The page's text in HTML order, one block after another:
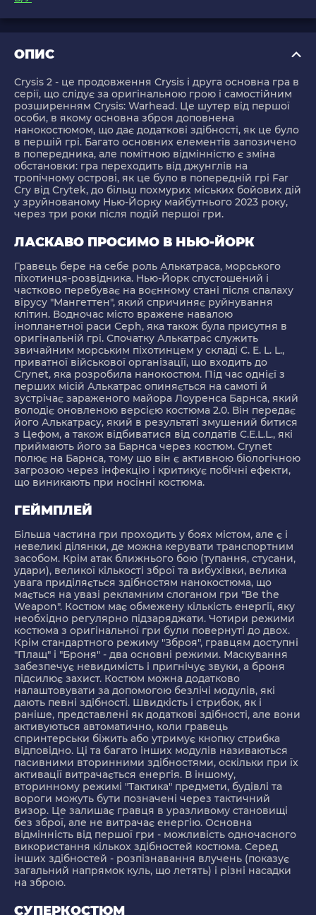
ОПИС
Crysis 2 - це продовження Crysis і друга основна гра в
серії, що слідує за оригінальною грою і самостійним
розширенням Crysis: Warhead. Це шутер від першої
особи, в якому основна зброя доповнена
нанокостюмом, що дає додаткові здібності, як це було
в першій грі. Багато основних елементів запозичено
в попередника, але помітною відмінністю є зміна
обстановки: гра переходить від джунглів на
тропічному острові, як це було в попередній грі Far
Cry від Crytek, до більш похмурих міських бойових дій
у зруйнованому Нью-Йорку майбутнього 2023 року,
через три роки після подій першої гри.
ЛАСКАВО ПРОСИМО В НЬЮ-ЙОРК
Гравець бере на себе роль Алькатраса, морського
піхотинця-розвідника. Нью-Йорк спустошений і
частково перебуває на воєнному стані після спалаху
вірусу "Мангеттен", який спричиняє руйнування
клітин. Водночас місто вражене навалою
інопланетної раси Ceph, яка також була присутня в
оригінальній грі. Спочатку Алькатрас служить
звичайним морським піхотинцем у складі C. E. L. L.,
приватної військової організації, що входить до
Crynet, яка розробила нанокостюм. Під час однієї з
перших місій Алькатрас опиняється на самоті й
зустрічає зараженого майора Лоуренса Барнса, який
володіє оновленою версією костюма 2.0. Він передає
його Алькатрасу, який в результаті змушений битися
з Цефом, а також відбиватися від солдатів C.E.L.L., які
приймають його за Барнса через костюм. Crynet
полює на Барнса, тому що він є активною біологічною
загрозою через інфекцію і критикує побічні ефекти,
що виникають при носінні костюма.
ГЕЙМПЛЕЙ
Більша частина гри проходить у боях містом, але є і
невеликі ділянки, де можна керувати транспортним
засобом. Крім атак ближнього бою (тупання, стусани,
удари), великої кількості зброї та вибухівки, велика
увага приділяється здібностям нанокостюма, що
мається на увазі рекламним слоганом гри "Be the
Weapon". Костюм має обмежену кількість енергії, яку
необхідно регулярно підзаряджати. Чотири режими
костюма з оригінальної гри були повернуті до двох.
Крім стандартного режиму "Зброя", гравцям доступні
"Плащ" і "Броня" - два основні режими. Маскування
забезпечує невидимість і пригнічує звуки, а броня
підсилює захист. Костюм можна додатково
налаштовувати за допомогою безлічі модулів, які
дають певні здібності. Швидкість і стрибок, як і
раніше, представлені як додаткові здібності, але вони
активуються автоматично, коли гравець
спринтерськи біжить або утримує кнопку стрибка
відповідно. Ці та багато інших модулів називаються
пасивними вторинними здібностями, оскільки при їх
активації витрачається енергія. В іншому,
вторинному режимі "Тактика" предмети, будівлі та
вороги можуть бути позначені через тактичний
визор. Це залишає гравця в уразливому становищі
без зброї, але не витрачає енергію. Основна
відмінність від першої гри - можливість одночасного
використання кількох здібностей костюма. Серед
інших здібностей - розпізнавання влучень (показує
загальний напрямок куль, що летять) і різні насадки
на зброю.
СУПЕРКОСТЮМ